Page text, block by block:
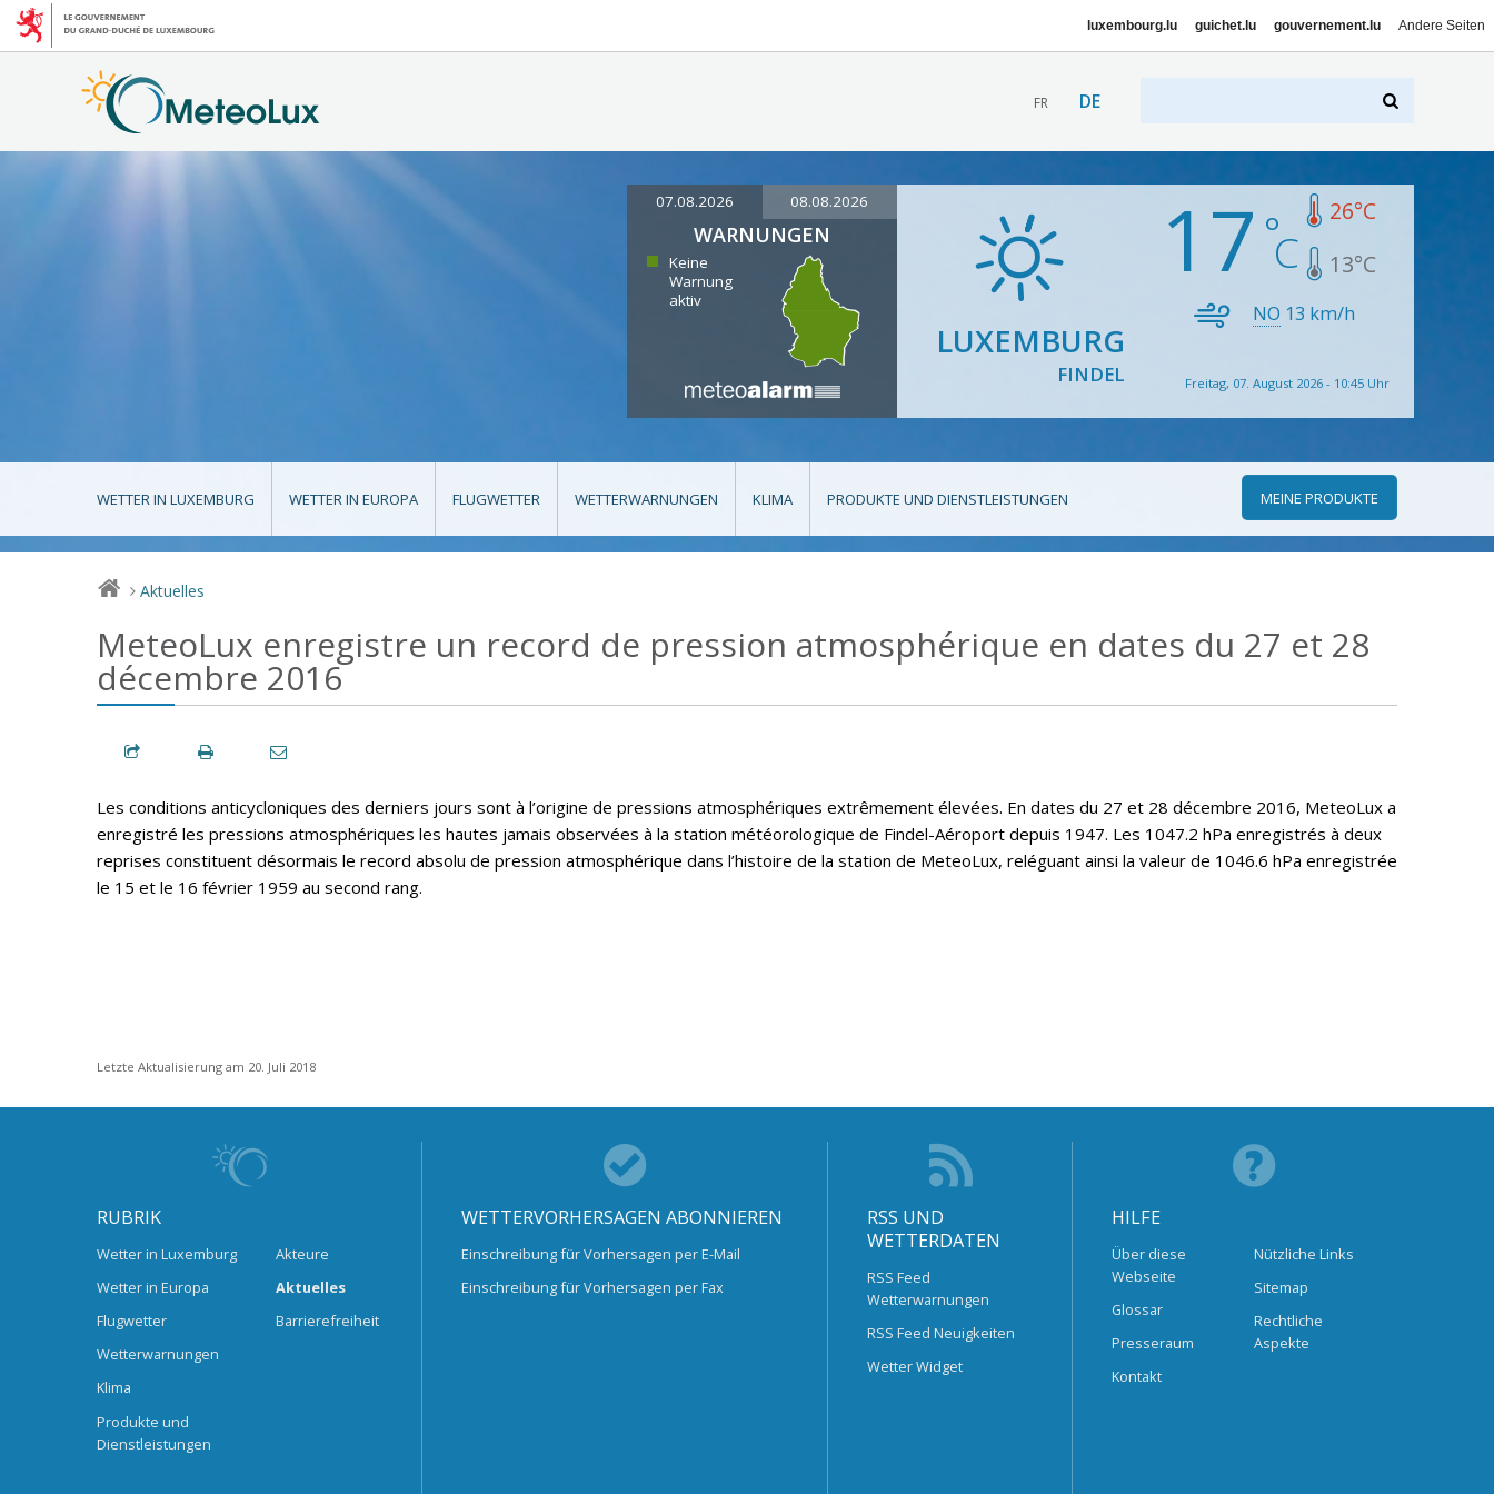
luxembourg.lu guichet.lu gouvernement.lu Andere Seiten
FR DE
07.08.2026 08.08.2026
WARNUNGEN
Keine
Warnung
aktiv
LUXEMBURG
FINDEL
17 26°C
13°C
NO 13 km/h
Freitag, 07. August 2026 - 10:45 Uhr
WETTER IN LUXEMBURG WETTER IN EUROPA FLUGWETTER WETTERWARNUNGEN KLIMA PRODUKTE UND DIENSTLEISTUNGEN MEINE PRODUKTE
> Aktuelles
MeteoLux enregistre un record de pression atmosphérique en dates du 27 et 28
décembre 2016
Les conditions anticycloniques des derniers jours sont à l’origine de pressions atmosphériques extrêmement élevées. En dates du 27 et 28 décembre 2016, MeteoLux a
enregistré les pressions atmosphériques les hautes jamais observées à la station météorologique de Findel-Aéroport depuis 1947. Les 1047.2 hPa enregistrés à deux
reprises constituent désormais le record absolu de pression atmosphérique dans l’histoire de la station de MeteoLux, reléguant ainsi la valeur de 1046.6 hPa enregistrée
le 15 et le 16 février 1959 au second rang.
Letzte Aktualisierung am 20. Juli 2018
RUBRIK
Wetter in Luxemburg
Wetter in Europa
Flugwetter
Wetterwarnungen
Klima
Produkte und
Dienstleistungen
Akteure
Aktuelles
Barrierefreiheit
WETTERVORHERSAGEN ABONNIEREN
Einschreibung für Vorhersagen per E-Mail
Einschreibung für Vorhersagen per Fax
RSS UND
WETTERDATEN
RSS Feed
Wetterwarnungen
RSS Feed Neuigkeiten
Wetter Widget
HILFE
Über diese
Webseite
Glossar
Presseraum
Kontakt
Nützliche Links
Sitemap
Rechtliche
Aspekte